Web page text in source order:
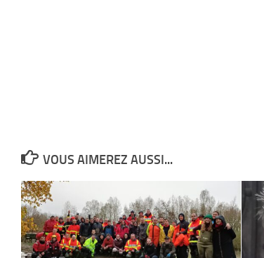
VOUS AIMEREZ AUSSI...